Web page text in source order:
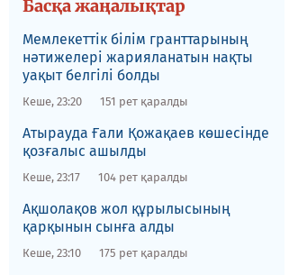
Басқа жаңалықтар
Мемлекеттік білім гранттарының
нәтижелері жарияланатын нақты
уақыт белгілі болды
Кеше, 23:20 151 рет қаралды
​Атырауда Ғали Қожақаев көшесінде
қозғалыс ашылды
Кеше, 23:17 104 рет қаралды
​Ақшолақов жол құрылысының
қарқынын сынға алды
Кеше, 23:10 175 рет қаралды